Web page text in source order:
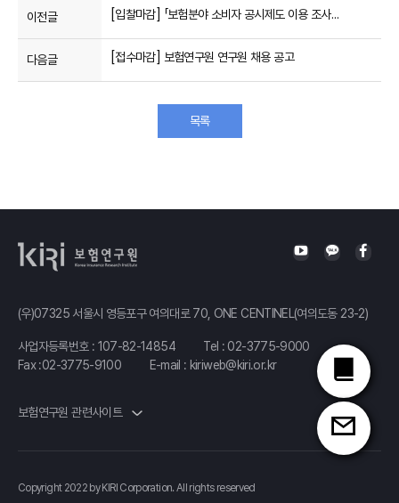
이전글 [입찰마감] 「보험분야 소비자 공시제도 이용 조사(2026년 보험소비자 행태조사)」
다음글 [접수마감] 보험연구원 연구원 채용 공고
목록
(우)07325 서울시 영등포구 여의대로 70, ONE CENTINEL(여의도동 23-2)
사업자등록번호 : 107-82-14854 Tel : 02-3775-9000
Fax :02-3775-9100
E-mail : kiriweb@kiri.or.kr
보험연구원 관련사이트
Copyright 2022 by KIRI Corporation. All rights reserved